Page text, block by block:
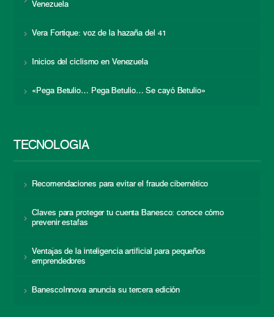
Venezuela
Vera Fortique: voz de la hazaña del 41
Inicios del ciclismo en Venezuela
«Pega Betulio… Pega Betulio… Se cayó Betulio»
TECNOLOGÍA
Recomendaciones para evitar el fraude cibernético
Claves para proteger tu cuenta Banesco: conoce cómo
prevenir estafas
Ventajas de la inteligencia artificial para pequeños
emprendedores
BanescoInnova anuncia su tercera edición